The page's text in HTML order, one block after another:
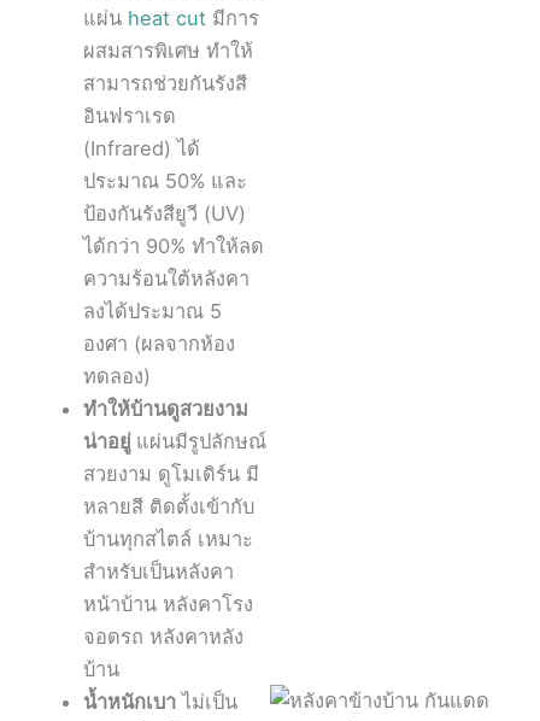
แผ่น heat cut มีการ
ผสมสารพิเศษ ทำให้
สามารถช่วยกันรังสี
อินฟราเรด
(Infrared) ได้
ประมาณ 50% และ
ป้องกันรังสียูวี (UV)
ได้กว่า 90% ทำให้ลด
ความร้อนใต้หลังคา
ลงได้ประมาณ 5
องศา (ผลจากห้อง
ทดลอง)
ทำให้บ้านดูสวยงาม
น่าอยู่ แผ่นมีรูปลักษณ์
สวยงาม ดูโมเดิร์น มี
หลายสี ติดตั้งเข้ากับ
บ้านทุกสไตล์ เหมาะ
สำหรับเป็นหลังคา
หน้าบ้าน หลังคาโรง
จอดรถ หลังคาหลัง
บ้าน
น้ำหนักเบา ไม่เป็น